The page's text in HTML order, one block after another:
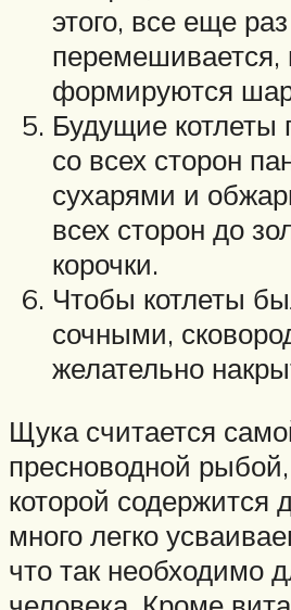
этого, все еще
формируются
Будущие котлеты
со всех сторон
сухарями и
всех сторон до
корочки.
Чтобы котлеты
сочными,
желательно
Щука считается
пресноводной
которой содержится
много легко
что так необходимо